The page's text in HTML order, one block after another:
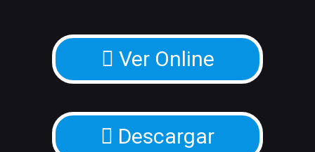
Ver Online
Descargar